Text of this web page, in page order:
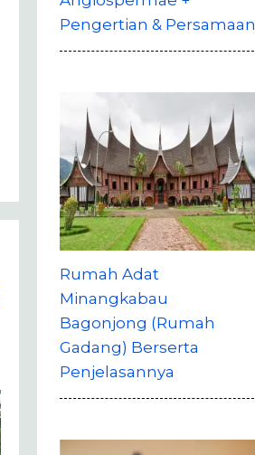
Pengertian & Persamaan
Rumah Adat
Minangkabau
Bagonjong (Rumah
Gadang) Berserta
Penjelasannya